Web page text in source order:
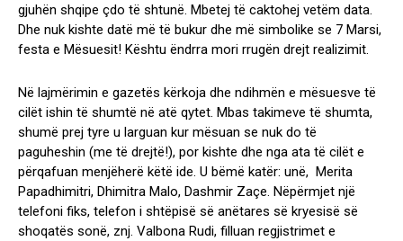
gjuhën shqipe çdo të shtunë. Mbetej të caktohej vetëm data.
Dhe nuk kishte datë më të bukur dhe më simbolike se 7 Marsi,
festa e Mësuesit! Kështu ëndrra mori rrugën drejt realizimit.
Në lajmërimin e gazetës kërkoja dhe ndihmën e mësuesve të
cilët ishin të shumtë në atë qytet. Mbas takimeve të shumta,
shumë prej tyre u larguan kur mësuan se nuk do të
paguheshin (me të drejtë!), por kishte dhe nga ata të cilët e
përqafuan menjëherë këtë ide. U bëmë katër: unë, Merita
Papadhimitri, Dhimitra Malo, Dashmir Zaçe. Nëpërmjet një
telefoni fiks, telefon i shtëpisë së anëtares së kryesisë së
shoqatës sonë, znj. Valbona Rudi, filluan regjistrimet e